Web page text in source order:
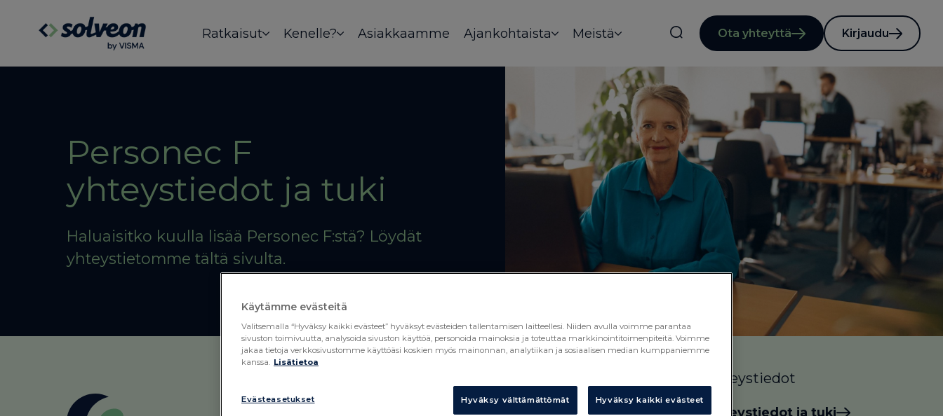
Ratkaisut Kenelle? Asiakkaamme Ajankohtaista Meistä Ota yhteyttä Kirjaudu
Personec F
yhteystiedot ja tuki
Haluaisitko kuulla lisää Personec F:stä? Löydät
yhteystietomme tältä sivulta.
Ratkaisu palkkahallintoon
Yhteystiedot
Yhteystiedot ja tuki
Käytämme evästeitä
Valitsemalla “Hyväksy kaikki evästeet” hyväksyt evästeiden tallentamisen laitteellesi. Niiden avulla voimme parantaa
sivuston toimivuutta, analysoida sivuston käyttöä, personoida mainoksia ja toteuttaa markkinointitoimenpiteitä. Voimme
jakaa tietoja verkkosivustomme käyttöäsi koskien myös mainonnan, analytiikan ja sosiaalisen median kumppaniemme
kanssa. Lisätietoa
Evästeasetukset Hyväksy välttämättömät Hyväksy kaikki evästeet